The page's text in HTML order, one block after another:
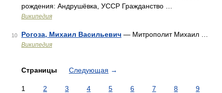
рождения: Андрушёвка, УССР Гражданство …
Википедия
10 Рогоза, Михаил Васильевич — Митрополит Михаил …
Википедия
Страницы Следующая →
1 2 3 4 5 6 7 8
9